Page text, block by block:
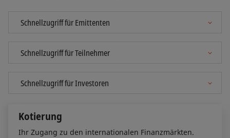
Kotierung
Ihr Zugang zu den internationalen Finanzmärkten.